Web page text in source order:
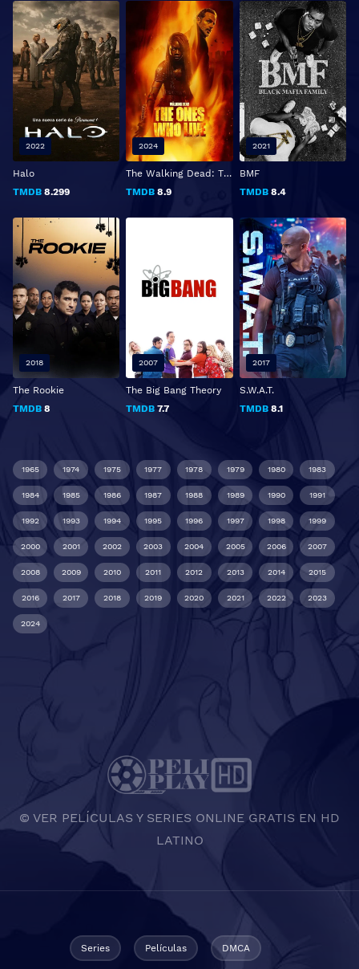
Halo
TMDB 8.299
2022
The Walking Dead: The Ones Who Live
TMDB 8.9
2024
BMF
TMDB8.4
2021
The Rookie
TMDB 8
2018
The Big Bang Theory
TMDB 7.7
2007
S.W.A.T.
TMDB8.1
2017
1965 1974 1975 1977 1978 1979 1980 1983
1984 1985 1986 1987 1988 1989 1990 1991
1992 1993 1994 1995 1996 1997 1998 1999
2000 2001 2002 2003 2004 2005 2006 2007
2008 2009 2010 2011 2012 2013 2014 2015
2016 2017 2018 2019 2020 2021 2022 2023
2024
© VER PELÍCULAS Y SERIES ONLINE GRATIS EN HD
LATINO
Series Películas DMCA